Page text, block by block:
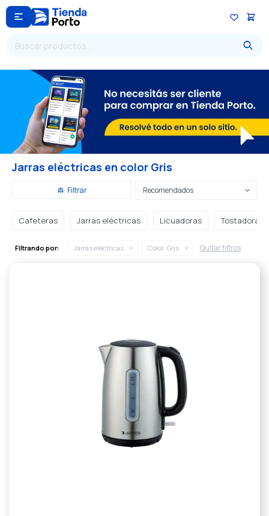

Jarras eléctricas en color Gris
Recomendados
Cafeteras Jarras eléctricas Licuadoras Tostadoras
Filtrando por: Jarras eléctricas Color: Gris Quitar filtros